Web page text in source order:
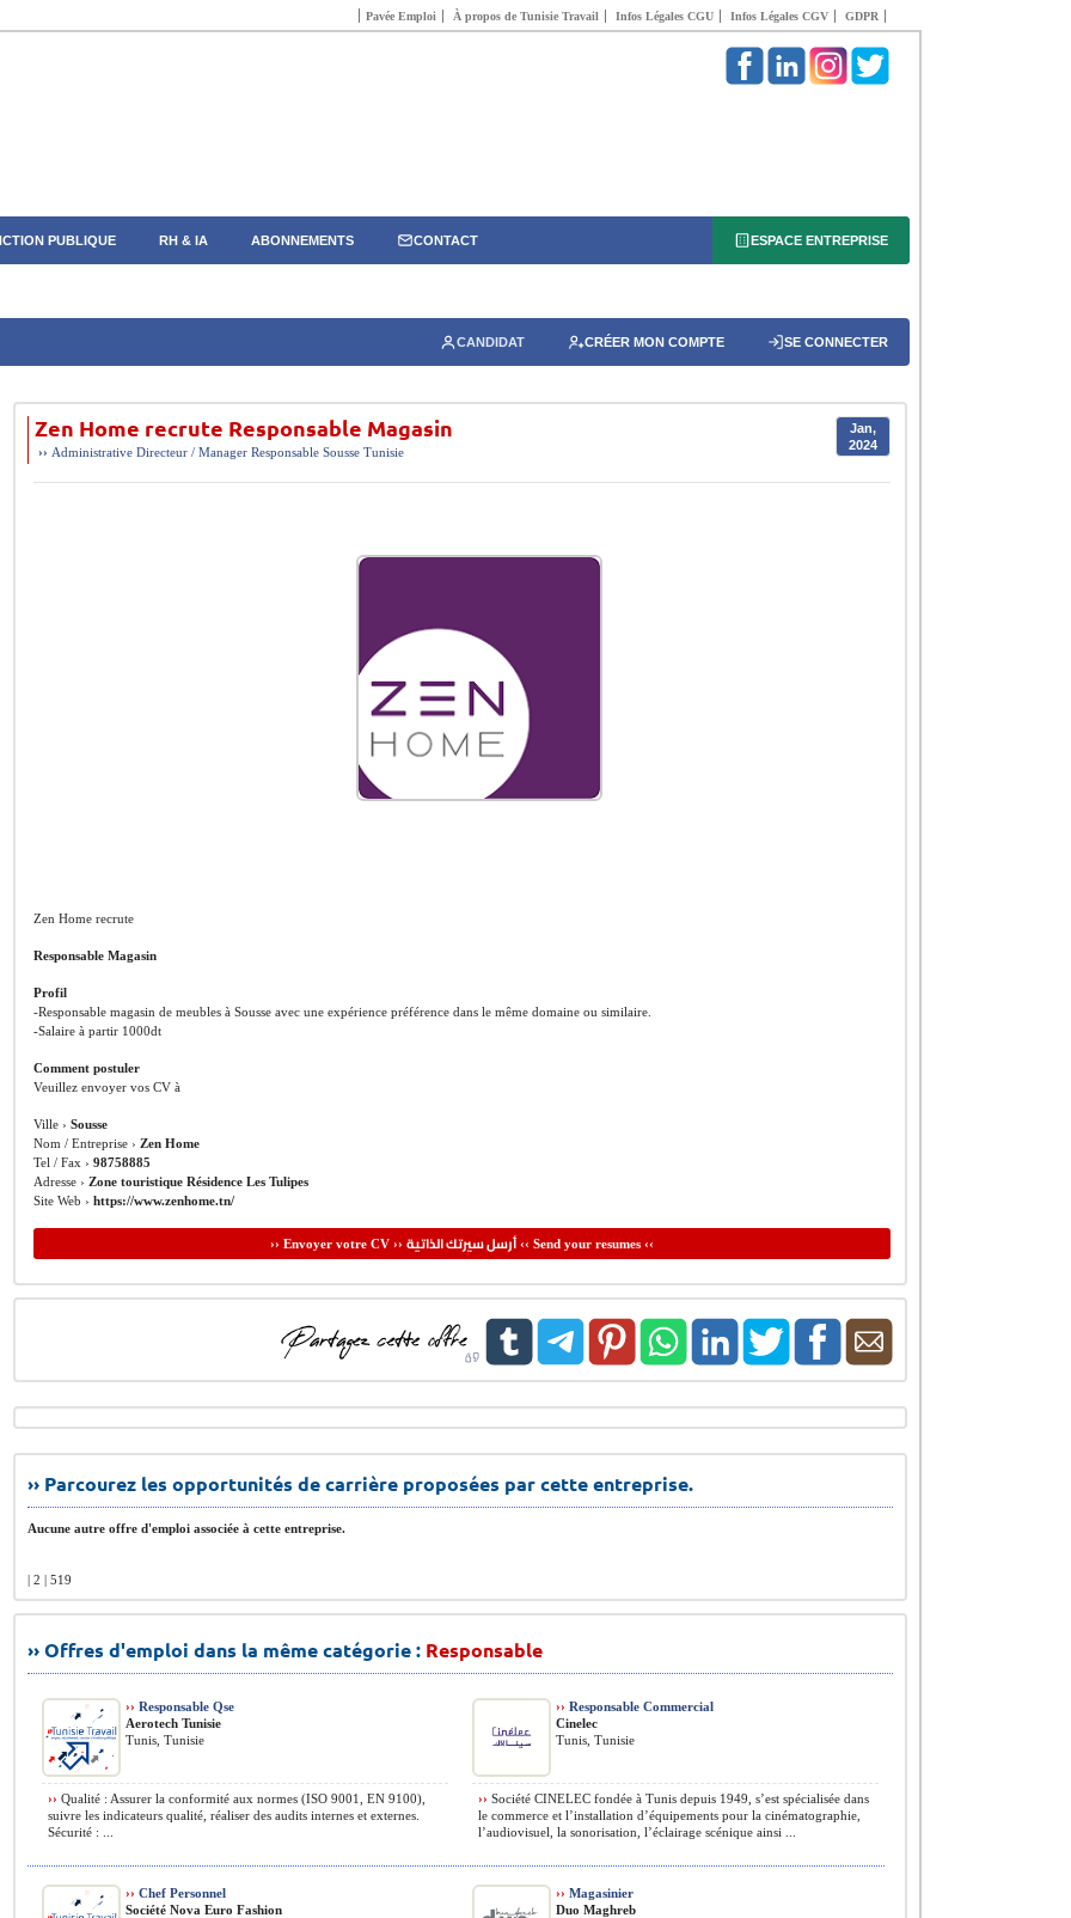
Pavée Emploi À propos de Tunisie Travail Infos Légales CGU Infos Légales CGV GDPR
PUBLIQUE RH & IA ABONNEMENTS CONTACT ESPACE ENTREPRISE
CANDIDAT CRÉER MON COMPTE SE CONNECTER
Zen Home recrute Responsable Magasin
Jan,
2024
›› Administrative Directeur / Manager Responsable Sousse Tunisie
Zen Home recrute
Responsable Magasin
Profil
-Responsable magasin de meubles à Sousse avec une expérience préférence dans le même domaine ou similaire.
-Salaire à partir 1000dt
Comment postuler
Veuillez envoyer vos CV à
Ville › Sousse
Nom / Entreprise › Zen Home
Tel / Fax › 98758885
Adresse › Zone touristique Résidence Les Tulipes
Site Web › https://www.zenhome.tn/
›› Envoyer votre CV ›› أرسل سيرتك الذاتية‹‹ Send your resumes ‹‹
›› Parcourez les opportunités de carrière proposées par cette entreprise.
Aucune autre offre d'emploi associée à cette entreprise.
| 2 | 519
›› Offres d'emploi dans la même catégorie : Responsable
›› Responsable Qse
Aerotech Tunisie
Tunis, Tunisie
›› Qualité : Assurer la conformité aux normes (ISO 9001, EN 9100),
suivre les indicateurs qualité, réaliser des audits internes et externes.
Sécurité : ...
›› Responsable Commercial
Cinelec
Tunis, Tunisie
›› Société CINELEC fondée à Tunis depuis 1949, s’est spécialisée dans
le commerce et l’installation d’équipements pour la cinématographie,
l’audiovisuel, la sonorisation, l’éclairage scénique ainsi ...
›› Chef Personnel
Société Nova Euro Fashion
›› Magasinier
Duo Maghreb